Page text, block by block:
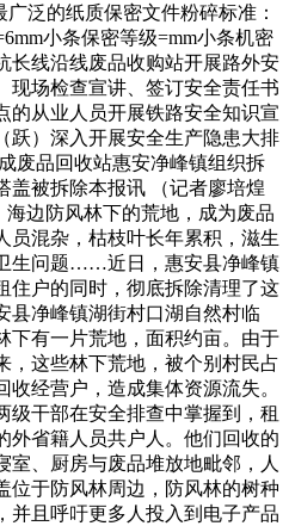
泛的纸质保密文件粉碎标准：
小条保密等级=mm小条机密
长线沿线废品收购站开展路外安
现场检查宣讲、签订安全责任书
的从业人员开展铁路安全知识宣
跃）深入开展安全生产隐患大排
废品回收站惠安净峰镇组织拆
盖被拆除本报讯 （记者廖培煌
边防风林下的荒地，成为废品
员混杂，枯枝叶长年累积，滋生
生问题……近日，惠安县净峰镇
住户的同时，彻底拆除清理了这
县净峰镇湖街村口湖自然村临
下有一片荒地，面积约亩。由于
，这些林下荒地，被个别村民占
经营户，造成集体资源流失。
级干部在安全排查中掌握到，租
外省籍人员共户人。他们回收的
室、厨房与废品堆放地毗邻，人
位于防风林周边，防风林的树种
并且呼吁更多人投入到电子产品